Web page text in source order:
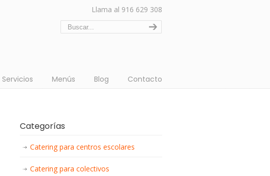
Llama al 916 629 308
Servicios Menús Blog Contacto
Categorías
Catering para centros escolares
Catering para colectivos